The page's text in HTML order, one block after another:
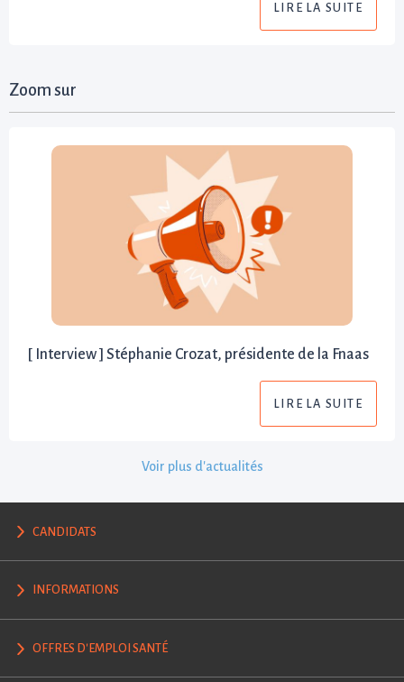
LIRE LA SUITE
Zoom sur
[ Interview ] Stéphanie Crozat, présidente de la Fnaas
LIRE LA SUITE
Voir plus d'actualités
CANDIDATS
INFORMATIONS
OFFRES D'EMPLOI SANTÉ